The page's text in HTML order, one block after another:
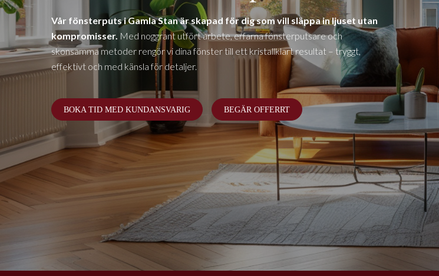
Vår fönsterputs iGamla Stanär skapad för dig som vill släppa in ljuset utan
kompromisser. Med noggrant utfört arbete, erfarna fönsterputsare och
skonsamma metoder rengör vi dina fönster till ett kristallklart resultat – tryggt,
effektivt och med känsla för detaljer.
BOKA TID MED KUNDANSVARIG BEGÄR OFFERRT